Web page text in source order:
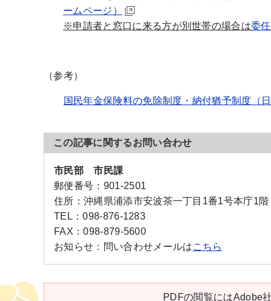
ームページ）
※申請者と窓口に来る方が別世帯の場合は委
（参考）
国民年金保険料の免除制度・納付猶予制度（
この記事に関するお問い合わせ
市民部 市民課
郵便番号： 901-2501
住所： 沖縄県浦添市安波茶一丁目1番1号本庁1階
TEL：098-876-1283
FAX：098-879-5600
お知らせ： 問い合わせメールは こちら
PDFの閲覧にはAdobe